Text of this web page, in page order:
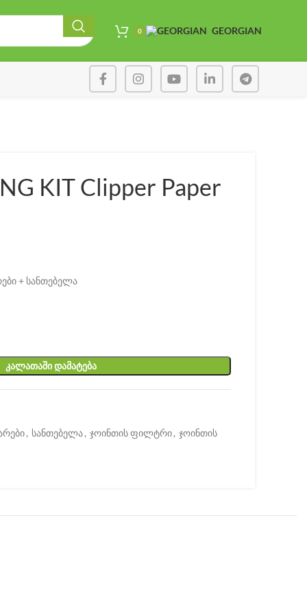
0 GEORGIAN
KIT Clipper Paper
+ სანთებელა
ᲙᲐᲚᲐᲗᲐᲨᲘ ᲓᲐᲛᲐᲢᲔᲑᲐ
, სანთებელა, ჯოინთის ფილტრი, ჯოინთის